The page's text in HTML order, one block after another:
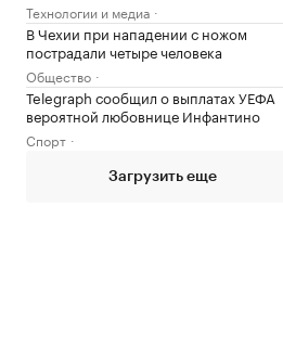
Технологии и медиа
В Чехии при нападении с ножом
пострадали четыре человека
Общество
Telegraph сообщил о выплатах УЕФА
вероятной любовнице Инфантино
Спорт
Загрузить еще